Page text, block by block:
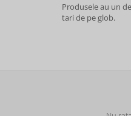
Produsele au un
tari de pe glob.